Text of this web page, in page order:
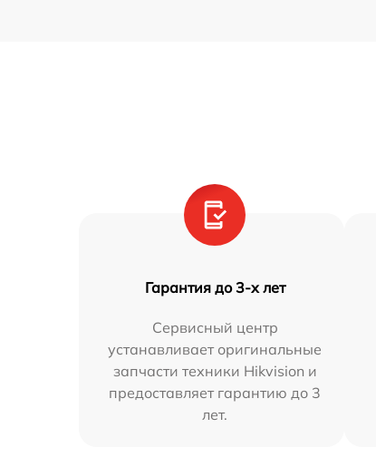
Гарантия до 3-х лет
Сервисный центр
устанавливает оригинальные
запчасти техники Hikvision и
предоставляет гарантию до 3
лет.